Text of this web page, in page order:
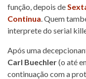
função, depois de
Continua. Quem
interprete do serial
Após uma
Carl Buechler(o até
continuação com a